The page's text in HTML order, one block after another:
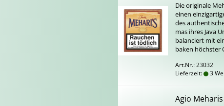
Die ori­gi­na­le
einen
des
mas ihres Java
ba­lan­ciert mit
ba­ken höchs­ter
Art.Nr.: 23032
Lieferzeit:
3
Agio